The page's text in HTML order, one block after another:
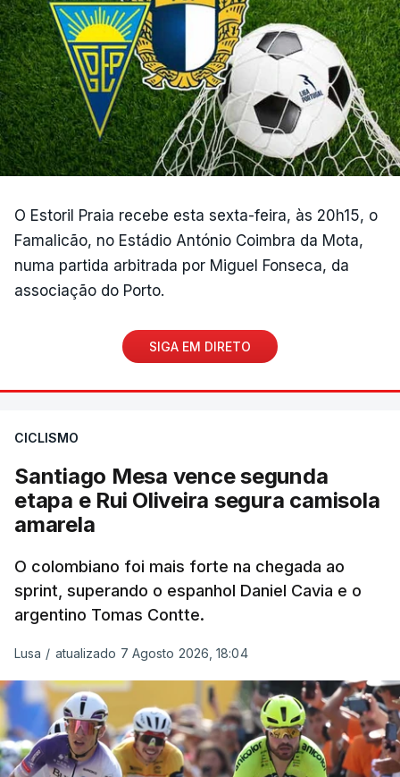
O Estoril Praia recebe esta sexta-feira, às 20h15, o
Famalicão, no Estádio António Coimbra da Mota,
numa partida arbitrada por Miguel Fonseca, da
associação do Porto.
SIGA EM DIRETO
CICLISMO
Santiago Mesa vence segunda
etapa e Rui Oliveira segura camisola
amarela
O colombiano foi mais forte na chegada ao
sprint, superando o espanhol Daniel Cavia e o
argentino Tomas Contte.
Lusa / atualizado 7 Agosto 2026, 18:04